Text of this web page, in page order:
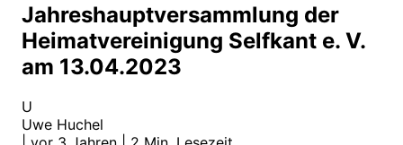
Jahreshauptversammlung der
Heimatvereinigung Selfkant e. V.
am 13.04.2023
U
Uwe Huchel